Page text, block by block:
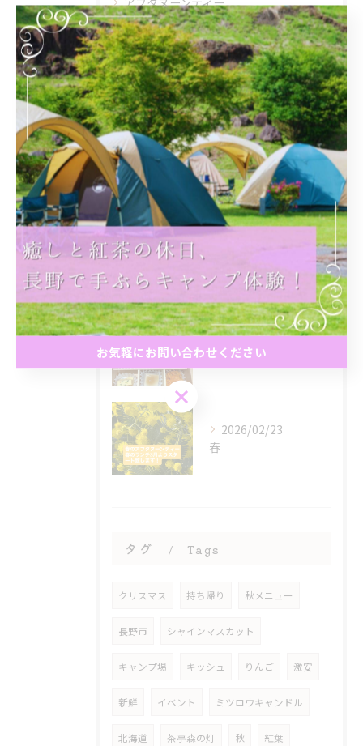
団体
大人数
初心者
最近の投稿
Recent
Posts
2026/05/16
春のアフタヌーンティー
2026/03/14
ランチ
2026/02/23
春
タグ Tags
クリスマス 持ち帰り 秋メニュー
長野市 シャインマスカット
キャンプ場 キッシュ りんご 激安
新鮮 イベント ミツロウキャンドル
北海道 茶亭森の灯 秋 紅葉
お気軽にお問い合わせください
お気軽にお問い合わせください